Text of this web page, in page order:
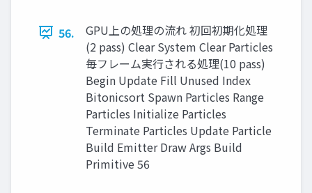
56.
GPU上の処理の流れ 初回初期化処理
(2 pass) Clear System Clear Particles
毎フレーム実行される処理(10 pass)
Begin Update Fill Unused Index
Bitonicsort Spawn Particles Range
Particles Initialize Particles
Terminate Particles Update Particle
Build Emitter Draw Args Build
Primitive 56